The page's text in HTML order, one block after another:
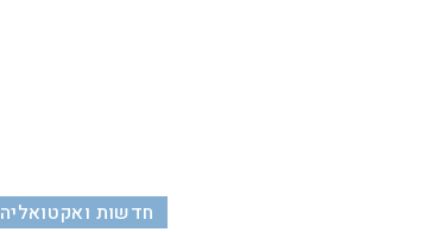
חדשות ואקטואליה